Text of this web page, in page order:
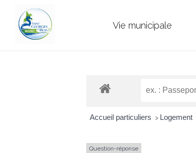
Vie municipale
Accueil particuliers > Logement
Question-réponse